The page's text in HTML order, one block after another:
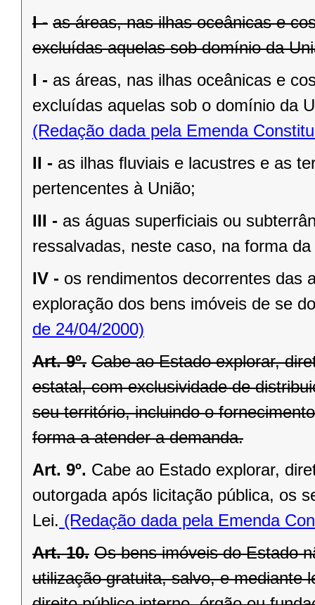
I - as áreas, nas ilhas oceânicas e
excluídas aquelas sob domínio da
I - as áreas, nas ilhas oceânicas e
excluídas aquelas sob o domínio da
(Redação dada pela Emenda
II - as ilhas ﬂuviais e lacustres e as
pertencentes à União;
III - as águas superﬁciais ou
ressalvadas, neste caso, na forma
IV - os rendimentos decorrentes das
exploração dos bens imóveis de se
de 24/04/2000)
Art. 9º. Cabe ao Estado explorar,
estatal, com exclusividade de
seu território, incluindo o
forma a atender a demanda.
Art. 9º. Cabe ao Estado explorar,
outorgada após licitação pública, os
Lei. (Redação dada pela Emenda
Art. 10. Os bens imóveis do Estado
utilização gratuita, salvo, e mediante